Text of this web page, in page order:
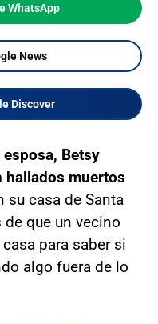
WhatsApp
News
Discover
esposa, Betsy
hallados muertos
su casa de Santa
de que un vecino
para saber si
algo fuera de lo